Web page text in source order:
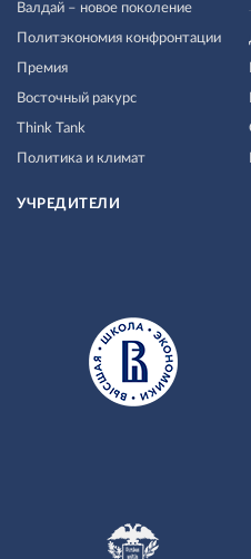
Валдай – новое поколение
Политэкономия конфронтации
Премия
Восточный ракурс
Think Tank
Политика и климат
УЧРЕДИТЕЛИ